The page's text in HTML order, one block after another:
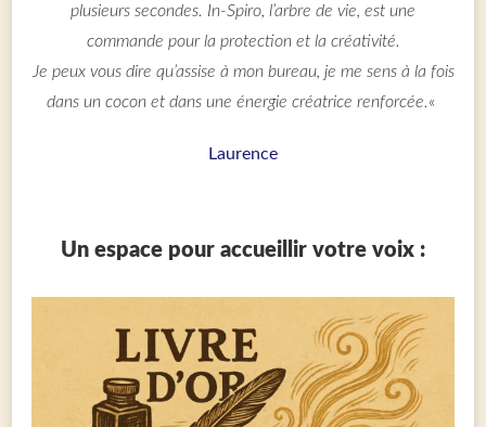
plusieurs secondes. In-Spiro, l’arbre de vie, est une
commande pour la protection et la créativité.
Je peux vous dire qu’assise à mon bureau, je me sens à la fois
dans un cocon et dans une énergie créatrice renforcée.«
Laurence
Un espace pour accueillir votre voix :